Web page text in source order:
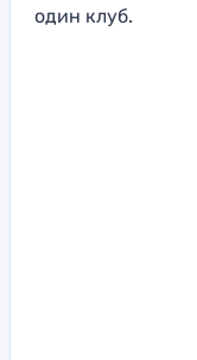
один клуб.